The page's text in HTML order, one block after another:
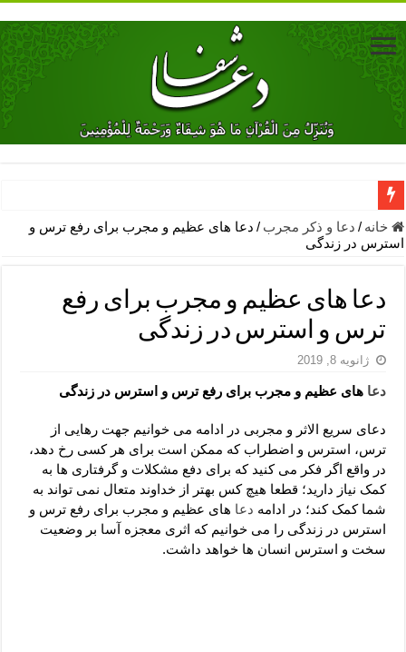
دعای جلب محبت فوری معشوق – دعای جلب محبت شوهر
دعای مشکل گشا برای رفع فقر – ذکرهای روزی‌ بخش
معجزات دعای یا من اظهر الجمیل – دعای یا من اظهر الجمیل برای
مهم ترین اذکار الهی و فضیلت آن ها – ذکر مخصوص مستجاب الدعوه
دعا برای ترس بچه ها در خواب – دعای ترس و بی خوابی کودکان
لا حول ولا قوة الا بالله برای چشم زخم – دعای چشم زخم ماشاالله
دعای قوی رفع ترس – دعای مجرب برای آرامش قلب و رفع اضطراب
دعا برای پولدار شدن در یک روز – دعای ثروت حضرت سلیمان
خانه / دعا و ذکر مجرب / دعا های عظیم و مجرب برای رفع ترس و
استرس در زندگی
دعا های عظیم و مجرب برای رفع
ترس و استرس در زندگی
ژانویه 8, 2019
دعا های عظیم و مجرب برای رفع ترس و استرس در زندگی
دعای سریع الاثر و مجربی در ادامه می خوانیم جهت رهایی از
ترس، استرس و اضطراب که ممکن است برای هر کسی رخ دهد،
در واقع اگر فکر می کنید که برای دفع مشکلات و گرفتاری ها به
کمک نیاز دارید؛ قطعا هیچ کس بهتر از خداوند متعال نمی تواند به
شما کمک کند؛ در ادامه دعا های عظیم و مجرب برای رفع ترس و
استرس در زندگی را می خوانیم که اثری معجزه آسا بر وضعیت
سخت و استرس انسان ها خواهد داشت.